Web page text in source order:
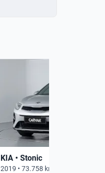
KIA • Stonic
2019 • 73.758 km • Otomatik